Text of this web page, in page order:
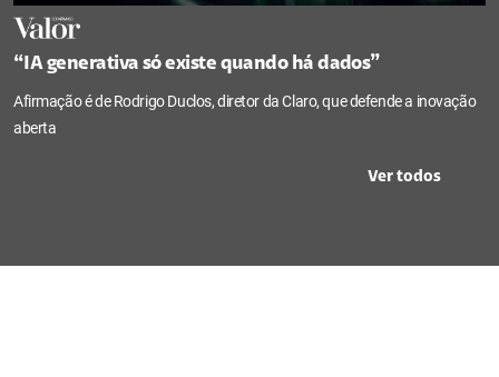
“IA generativa só existe quando há dados”
Afirmação é de Rodrigo Duclos, diretor da Claro, que defende a inovação
aberta
Ver todos